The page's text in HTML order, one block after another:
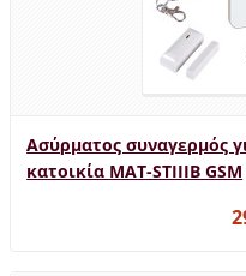
Ασύρματος συναγερμός
κατοικία MAT-STIIIB GSM